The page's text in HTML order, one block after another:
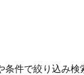
件で絞り込み検